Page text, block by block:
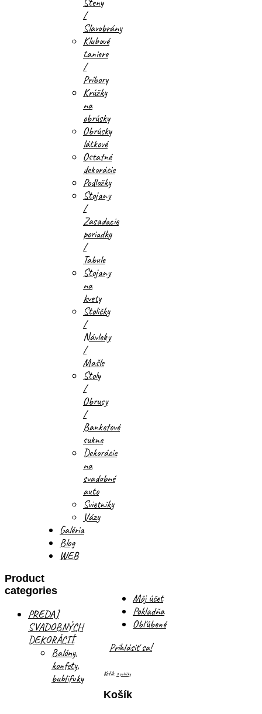
/
Slavobrány
Klubové
taniere
/
Príbory
Krúžky
na
obrúsky
Obrúsky
látkové
Ostatné
dekorácie
Podložky
Stojany
/
Zasadacie
poriadky
/
Tabule
Stojany
na
kvety
Stoličky
/
Návleky
/
Mašle
Stoly
/
Obrusy
/
Banketové
sukne
Dekorácie
na
svadobné
auto
Svietniky
Vázy
Galéria
Blog
WEB
Môj účet
Pokladňa
Obľúbené
Prihlásiť sa!
Košík 0 položky
Košík
Product
categories
PREDAJ
SVADOBNÝCH
DEKORÁCIÍ
Balóny,
konfety,
bublifuky